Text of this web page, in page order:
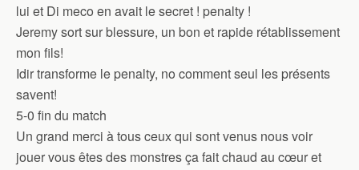
lui et Di meco en avait le secret ! penalty !
Jeremy sort sur blessure, un bon et rapide rétablissement
mon fils!
Idir transforme le penalty, no comment seul les présents
savent!
5-0 fin du match
Un grand merci à tous ceux qui sont venus nous voir
jouer vous êtes des monstres ça fait chaud au cœur et